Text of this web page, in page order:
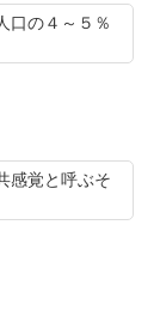
口の４～５％
感覚と呼ぶそ